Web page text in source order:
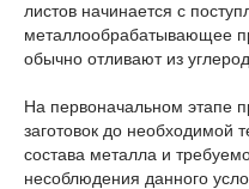
листов начинается с
металлообрабатывающее
обычно отливают из
На первоначальном этапе
заготовок до необходимой
состава металла и
несоблюдения данного